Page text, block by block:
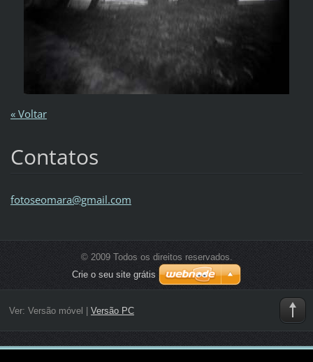
« Voltar
Contatos
fotoseomara@gmail.com
© 2009 Todos os direitos reservados.
Crie o seu site grátis
Ver: Versão móvel Versão PC